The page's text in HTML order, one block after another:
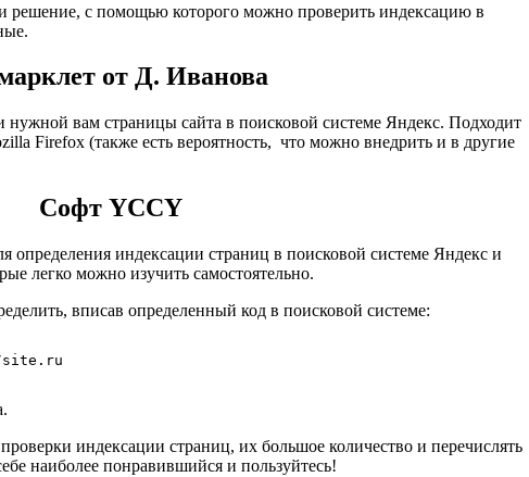
решение, с помощью которого можно проверить индексацию в
от Д. Иванова
нужной вам страницы сайта в поисковой системе Яндекс. Подходит
Firefox (также есть вероятность, что можно внедрить и в другие
Софт YCCY
определения индексации страниц в поисковой системе Яндекс и
легко можно изучить самостоятельно.
вписав определенный код в поисковой системе:
индексации страниц, их большое количество и перечислять
наиболее понравившийся и пользуйтесь!